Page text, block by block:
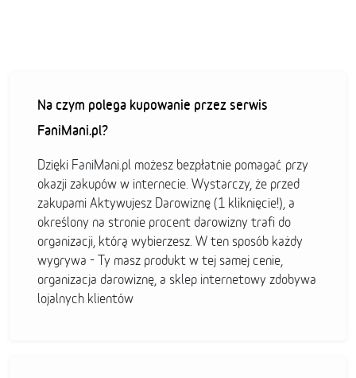
Na czym polega kupowanie przez serwis
FaniMani.pl?
Dzięki FaniMani.pl możesz bezpłatnie pomagać przy
okazji zakupów w internecie. Wystarczy, że przed
zakupami Aktywujesz Darowiznę (1 kliknięcie!), a
określony na stronie procent darowizny trafi do
organizacji, którą wybierzesz. W ten sposób każdy
wygrywa - Ty masz produkt w tej samej cenie,
organizacja darowiznę, a sklep internetowy zdobywa
lojalnych klientów